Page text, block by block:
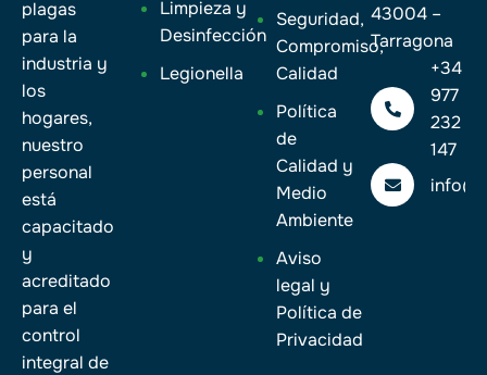
plagas
para la
industria y
los
hogares,
nuestro
personal
está
capacitado
y
acreditado
para el
control
integral de
Limpieza y
Desinfección
Legionella
Seguridad,
Compromiso,
Calidad
Política
de
Calidad y
Medio
Ambiente
Aviso
legal y
Política de
Privacidad
43004 –
Tarragona
+34
977
232
147